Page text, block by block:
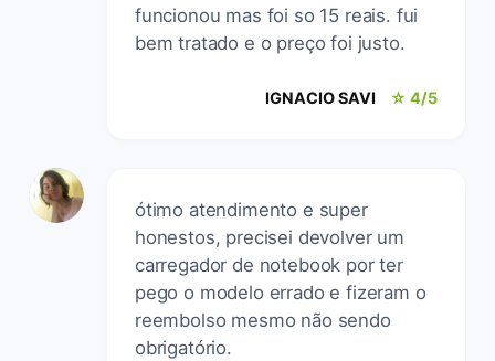
funcionou mas foi so 15 reais. fui
bem tratado e o preço foi justo.
IGNACIO SAVI ☆ 4/5
ótimo atendimento e super
honestos, precisei devolver um
carregador de notebook por ter
pego o modelo errado e fizeram o
reembolso mesmo não sendo
obrigatório.